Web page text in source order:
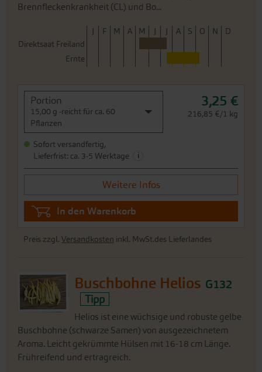
Brennfleckenkrankheit (CL) und Bo...
J F M A M J J A S O N
D
Direktsaat Freiland
Ernte
Portion
15,00 g -reicht für ca. 60
Pflanzen
3,25 €
216,85 €/1 kg
Sofort versandfertig,
Lieferfrist: ca. 3-5 Werktage
i
Weitere Infos
In den Warenkorb
Preis zzgl. Versandkosten inkl. MwSt.des Lieferlandes
Buschbohne Helios G132
Tipp
Helios ist eine wüchsige und robuste gelbe
Buschbohne (schwarze Samen) von ausgezeichnetem
Aroma. Leicht gekrümmte Hülsen mit 16-18 cm Länge.
Frühreifend und ertragreich.